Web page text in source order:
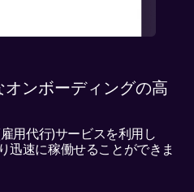
オンボーディングの高
用代行)サービスを利用し
迅速に稼働せることができま